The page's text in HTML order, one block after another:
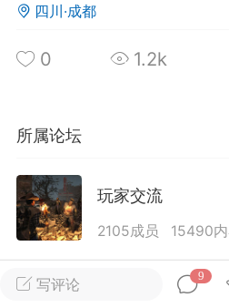
卖挂
禁止发布联机可用的作
作弊模组的发布规范近期收到
模组的发布行为：1. *...
汉
72
大人
Lv.8
写评论
9
四川·成都
0 1.2k
所属论坛
玩家交流
2105成员 15490
为七日杀玩家提供交流、提
遵守中国法律规则，拒绝违